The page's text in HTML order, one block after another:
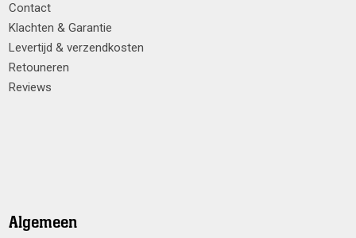
Contact
Klachten & Garantie
Levertijd & verzendkosten
Retouneren
Reviews
Algemeen